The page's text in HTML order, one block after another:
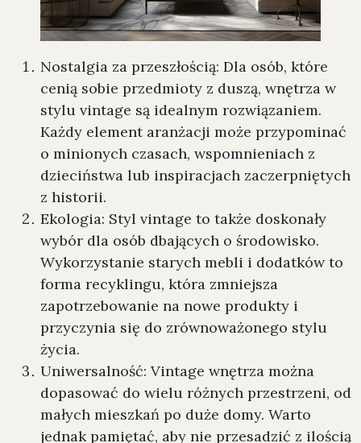
Nostalgia za przeszłością: Dla osób, które
cenią sobie przedmioty z duszą, wnętrza w
stylu vintage są idealnym rozwiązaniem.
Każdy element aranżacji może przypominać
o minionych czasach, wspomnieniach z
dzieciństwa lub inspiracjach zaczerpniętych
z historii.
Ekologia: Styl vintage to także doskonały
wybór dla osób dbających o środowisko.
Wykorzystanie starych mebli i dodatków to
forma recyklingu, która zmniejsza
zapotrzebowanie na nowe produkty i
przyczynia się do zrównoważonego stylu
życia.
Uniwersalność: Vintage wnętrza można
dopasować do wielu różnych przestrzeni, od
małych mieszkań po duże domy. Warto
jednak pamiętać, aby nie przesadzić z ilością